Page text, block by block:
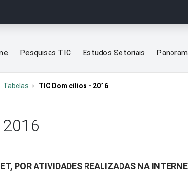
Pesquisas TIC Estudos Setoriais
Tabelas TIC Domicílios - 2016
POR ATIVIDADES REALIZADAS NA